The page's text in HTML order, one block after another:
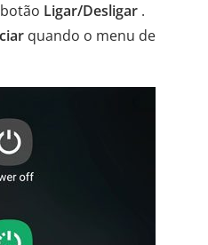
Ligar/Desligar .
quando o menu de